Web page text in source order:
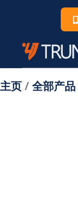
主页 / 全部产品